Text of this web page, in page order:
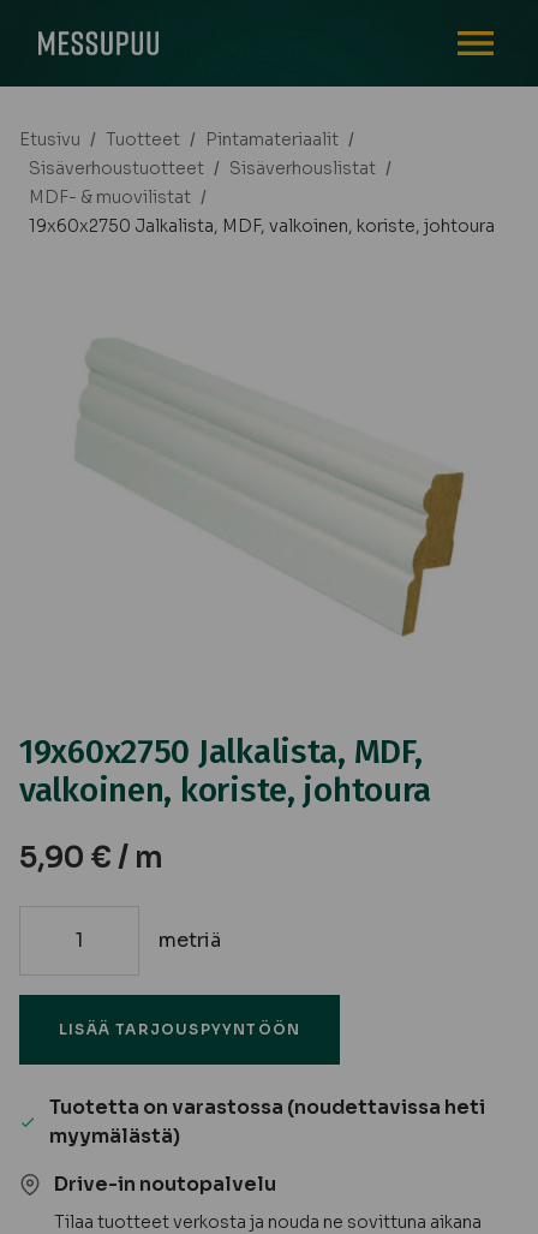
Etusivu / Tuotteet / Pintamateriaalit /
Sisäverhoustuotteet / Sisäverhouslistat /
MDF- & muovilistat /
19x60x2750 Jalkalista, MDF, valkoinen, koriste, johtoura
19x60x2750 Jalkalista, MDF,
valkoinen, koriste, johtoura
5,90 € / m
19x60x2750
valkoinen,
koriste,
johtoura
määrä
metriä
LISÄÄ TARJOUSPYYNTÖÖN
Tuotetta on varastossa (noudettavissa heti
myymälästä)
Drive-in noutopalvelu
Tilaa tuotteet verkosta ja nouda ne sovittuna aikana